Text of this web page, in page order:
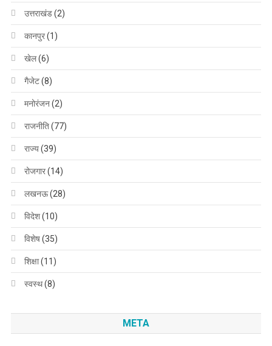
उत्तराखंड(2)
कानपुर(1)
खेल(6)
गैजेट(8)
मनोरंजन(2)
राजनीति(77)
राज्य(39)
रोजगार(14)
लखनऊ(28)
विदेश(10)
विशेष(35)
शिक्षा(11)
स्वस्थ(8)
META